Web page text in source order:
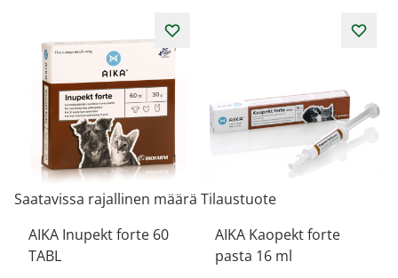
Saatavissa rajallinen määrä
AIKA Inupekt forte 60
TABL
Tilaustuote
AIKA Kaopekt forte
pasta 16 ml